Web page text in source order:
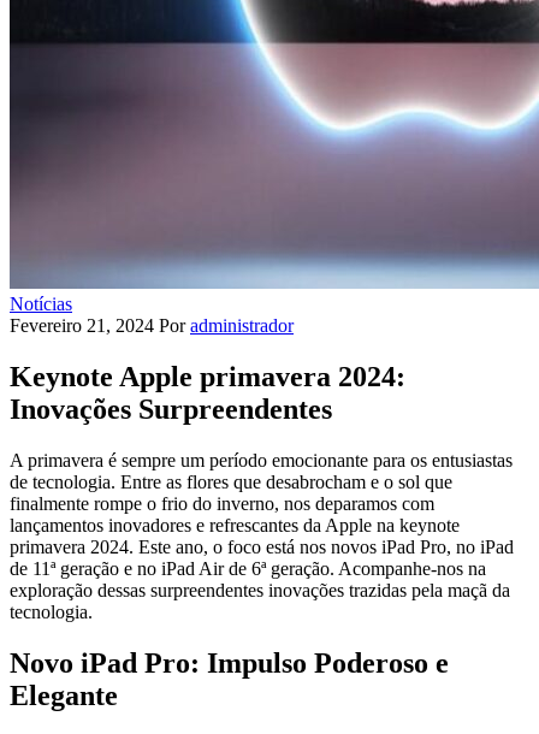
Notícias
Fevereiro 21, 2024 Por administrador
Keynote Apple primavera 2024:
Inovações Surpreendentes
A primavera é sempre um período emocionante para os entusiastas
de tecnologia. Entre as flores que desabrocham e o sol que
finalmente rompe o frio do inverno, nos deparamos com
lançamentos inovadores e refrescantes da Apple na keynote
primavera 2024. Este ano, o foco está nos novos iPad Pro, no iPad
de 11ª geração e no iPad Air de 6ª geração. Acompanhe-nos na
exploração dessas surpreendentes inovações trazidas pela maçã da
tecnologia.
Novo iPad Pro: Impulso Poderoso e
Elegante